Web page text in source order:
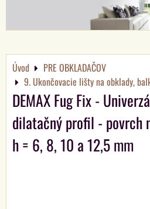
Úvod
PRE OBKLADAČOV
9. Ukončovacie lišty na obklady,
DEMAX Fug Fix -
dilatačný profil - povrch
h = 6, 8, 10 a 12,5 mm